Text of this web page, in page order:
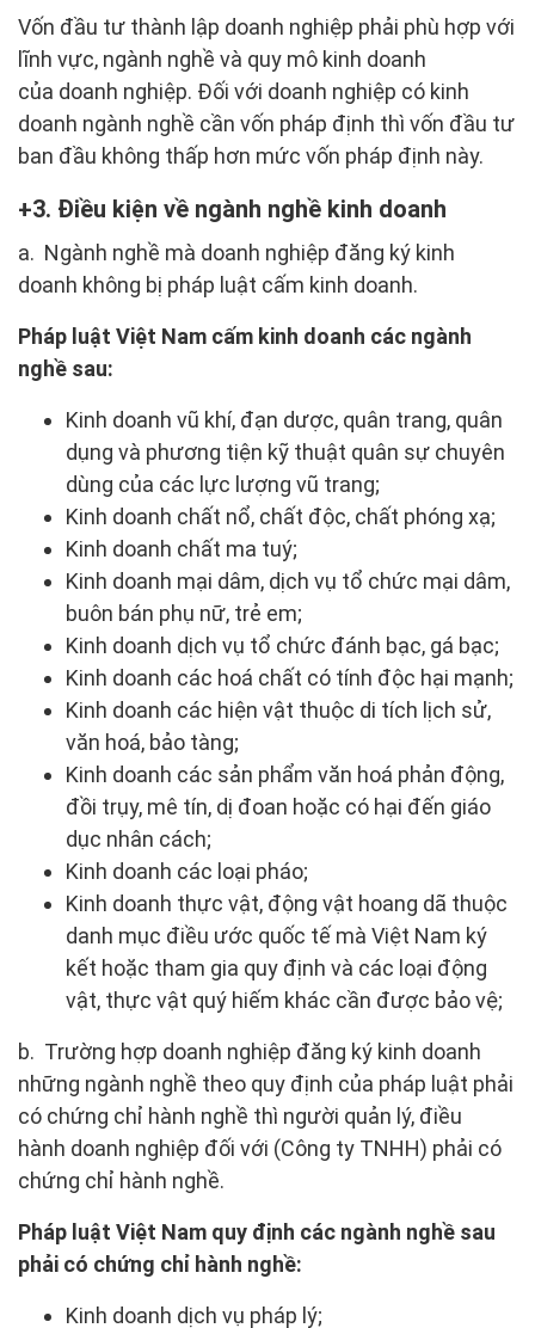
Vốn đầu tư thành lập doanh nghiệp phải phù hợp với
lĩnh vực, ngành nghề và quy mô kinh doanh
của doanh nghiệp. Đối với doanh nghiệp có kinh
doanh ngành nghề cần vốn pháp định thì vốn đầu tư
ban đầu không thấp hơn mức vốn pháp định này.
3. Điều kiện về ngành nghề kinh doanh
a. Ngành nghề mà doanh nghiệp đăng ký kinh
doanh không bị pháp luật cấm kinh doanh.
Pháp luật Việt Nam cấm kinh doanh các ngành
nghề sau:
Kinh doanh vũ khí, đạn dược, quân trang, quân
dụng và phương tiện kỹ thuật quân sự chuyên
dùng của các lực lượng vũ trang;
Kinh doanh chất nổ, chất độc, chất phóng xạ;
Kinh doanh chất ma tuý;
Kinh doanh mại dâm, dịch vụ tổ chức mại dâm,
buôn bán phụ nữ, trẻ em;
Kinh doanh dịch vụ tổ chức đánh bạc, gá bạc;
Kinh doanh các hoá chất có tính độc hại mạnh;
Kinh doanh các hiện vật thuộc di tích lịch sử,
văn hoá, bảo tàng;
Kinh doanh các sản phẩm văn hoá phản động,
đồi trụy, mê tín, dị đoan hoặc có hại đến giáo
dục nhân cách;
Kinh doanh các loại pháo;
Kinh doanh thực vật, động vật hoang dã thuộc
danh mục điều ước quốc tế mà Việt Nam ký
kết hoặc tham gia quy định và các loại động
vật, thực vật quý hiếm khác cần được bảo vệ;
b. Trường hợp doanh nghiệp đăng ký kinh doanh
những ngành nghề theo quy định của pháp luật phải
có chứng chỉ hành nghề thì người quản lý, điều
hành doanh nghiệp đối với (Công ty TNHH) phải có
chứng chỉ hành nghề.
Pháp luật Việt Nam quy định các ngành nghề sau
phải có chứng chỉ hành nghề:
Kinh doanh dịch vụ pháp lý;